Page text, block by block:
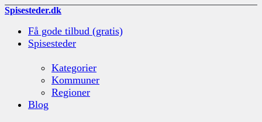
Spisesteder.dk
Få gode tilbud (gratis)
Spisesteder
Kategorier
Kommuner
Regioner
Blog